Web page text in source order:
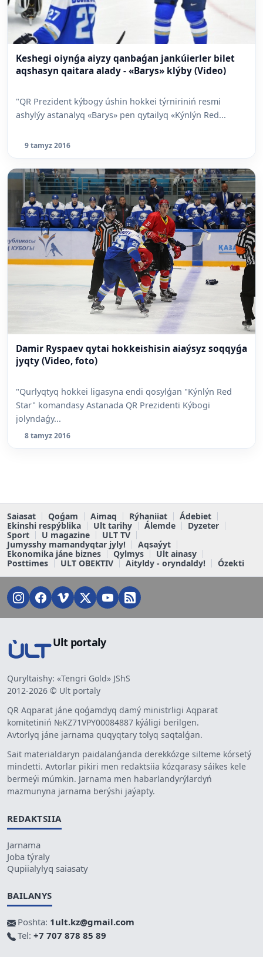
Keshegi oiynǵa aiyzy qanbaǵan jankúierler bilet
aqshasyn qaitara alady - «Barys» klýby (Video)
"QR Prezident kýbogy úshin hokkei týrniriniń resmi
ashylýy astanalyq «Barys» pen qytailyq «Kýnlýn Red...
9 tamyz 2016
Damir Ryspaev qytai hokkeishisin aiaýsyz soqqyǵa
jyqty (Video, foto)
"Qurlyqtyq hokkei ligasyna endi qosylǵan "Kýnlýn Red
Star" komandasy Astanada QR Prezidenti Kýbogi
jolyndaǵy...
8 tamyz 2016
Saiasat Qoǵam Aimaq Rýhaniiat
Ádebiet
Ekinshi respýblika
Ult tarihy Álemde
Dyzeter
Sport
U magazine
ULT TV
Jumysshy mamandyqtar jyly!
Aqsaýyt
Ekonomika jáne biznes
Qylmys
Ult ainasy
Posttimes
ULT OBEKTIV Aityldy - oryndaldy! Ózekti
Ult portaly
Quryltaishy: «Tengri Gold» JShS
2012-2026 © Ult portaly
QR Aqparat jáne qoǵamdyq damý ministrligi Aqparat
komitetiniń №KZ71VPY00084887 kýáligi berilgen.
Avtorlyq jáne jarnama quqyqtary tolyq saqtalǵan.
Sait materialdaryn paidalanǵanda derekkózge silteme kórsetý
mindetti. Avtorlar pikiri men redaktsiia kózqarasy sáikes kele
bermeýi múmkin. Jarnama men habarlandyrýlardyń
mazmunyna jarnama berýshi jaýapty.
REDAKTSIIA
Jarnama
Joba týraly
Qupiialylyq saiasaty
BAILANYS
Poshta: 1ult.kz@gmail.com
Tel: +7 707 878 85 89